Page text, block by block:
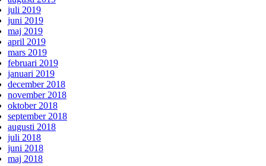
juli 2019
juni 2019
maj 2019
april 2019
mars 2019
februari 2019
januari 2019
december 2018
november 2018
oktober 2018
september 2018
augusti 2018
juli 2018
juni 2018
maj 2018